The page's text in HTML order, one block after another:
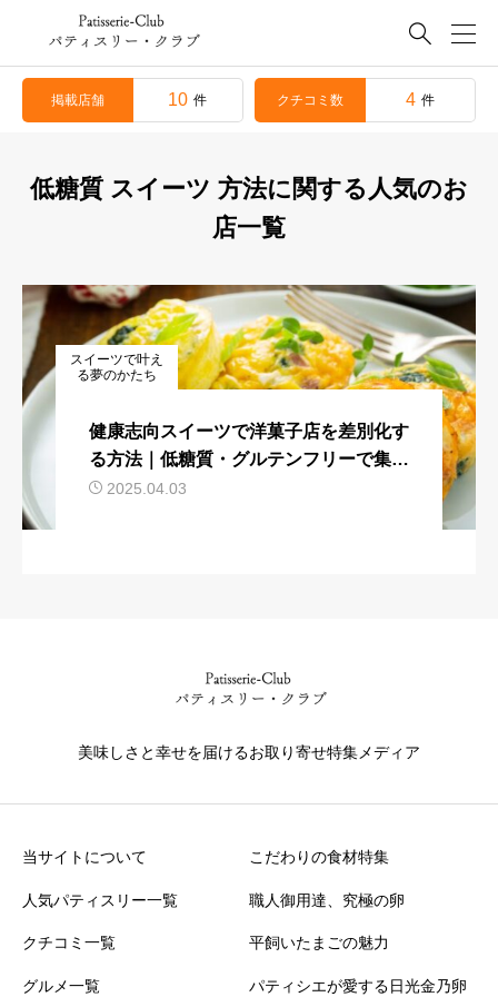

掲載店舗 10 件 クチコミ数 4 件
低糖質 スイーツ 方法に関する人気のお
店一覧
スイーツで叶え
る夢のかたち
健康志向スイーツで洋菓子店を差別化す
る方法｜低糖質・グルテンフリーで集客
に成功する秘訣
2025.04.03
美味しさと幸せを届けるお取り寄せ特集メディア
当サイトについて
人気パティスリー一覧
クチコミ一覧
グルメ一覧
こだわりの食材特集
職人御用達、究極の卵
平飼いたまごの魅力
パティシエが愛する日光金乃卵